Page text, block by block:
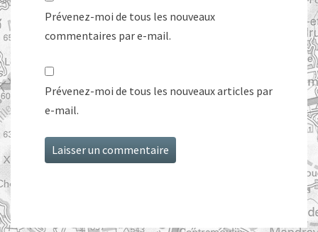
Prévenez-moi de tous les nouveaux
commentaires par e-mail.
Prévenez-moi de tous les nouveaux articles par
e-mail.